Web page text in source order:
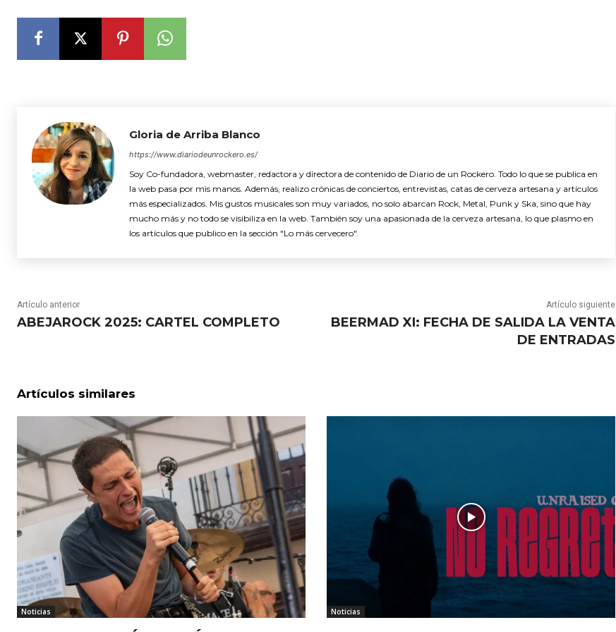
Gloria de Arriba Blanco
https://www.diariodeunrockero.es/
Soy Co-fundadora, webmaster, redactora y directora de contenido de Diario de un Rockero. Todo lo que se publica en
la web pasa por mis manos. Además, realizo crónicas de conciertos, entrevistas, catas de cerveza artesana y artículos
más especializados. Mis gustos musicales son muy variados, no solo abarcan Rock, Metal, Punk y Ska, sino que hay
mucho más y no todo se visibiliza en la web. También soy una apasionada de la cerveza artesana, lo que plasmo en
los artículos que publico en la sección "Lo más cervecero".
Artículo anterior
ABEJAROCK 2025: CARTEL COMPLETO
Artículo siguiente
BEERMAD XI: FECHA DE SALIDA LA VENTA
DE ENTRADAS
Artículos similares
Noticias Noticias